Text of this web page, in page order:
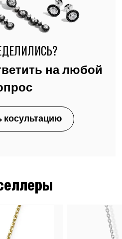
на любой
косультацию